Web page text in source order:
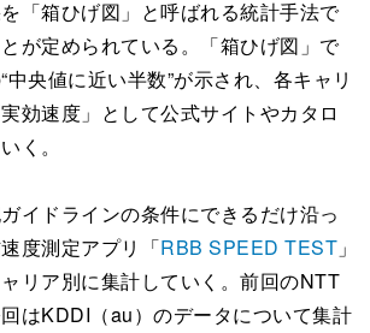
「箱ひげ図」と呼ばれる統計手法で
が定められている。「箱ひげ図」で
央値に近い半数”が示され、各キャリ
効速度」として公式サイトやカタロ
く。
イドラインの条件にできるだけ沿っ
度測定アプリ「RBB SPEED TEST 」
リア別に集計していく。前回のNTT
はKDDI（au）のデータについて集計